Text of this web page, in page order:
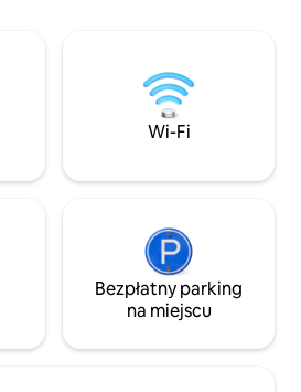
ZULU HUT i
są
do
gwiazdy na
kiedykolwiek
słońca, dla
wcześnie – jeśli
Wi-Fi
Bezpłatny parking
na miejscu